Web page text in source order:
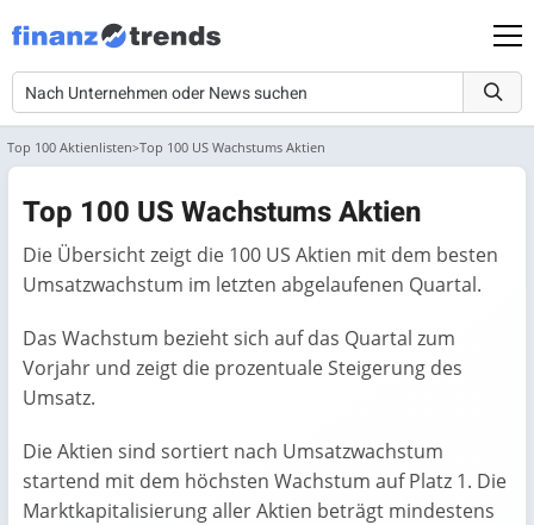
Top 100 Aktienlisten Top 100 US Wachstums Aktien
Top 100 US Wachstums Aktien
Die Übersicht zeigt die 100 US Aktien mit dem besten
Umsatzwachstum im letzten abgelaufenen Quartal.
Das Wachstum bezieht sich auf das Quartal zum
Vorjahr und zeigt die prozentuale Steigerung des
Umsatz.
Die Aktien sind sortiert nach Umsatzwachstum
startend mit dem höchsten Wachstum auf Platz 1. Die
Marktkapitalisierung aller Aktien beträgt mindestens